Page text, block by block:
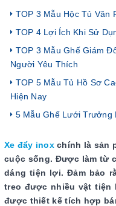
TOP 3 Mẫu Hộc Tủ Văn
TOP 4 Lợi Ích Khi Sử
TOP 3 Mẫu Ghế Giám
Người Yêu Thích
TOP 5 Mẫu Tủ Hồ Sơ
Hiện Nay
5 Mẫu Ghế Lưới Trưởng
Xe đẩy inoxchính là sản
cuộc sống. Được làm từ
dáng tiện lợi. Đảm bảo
treo được nhiều vật tiện
được thiết kế tích hợp